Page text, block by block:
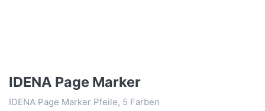
IDENA Page Marker
IDENA Page Marker Pfeile, 5 Farben